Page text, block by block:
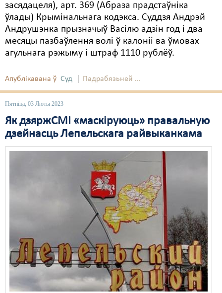
засядацеля), арт. 369 (Абраза прадстаўніка
ўлады) Крымінальнага кодэкса. Суддзя Андрэй
Андрушэнка прызначыў Васілю адзін год і два
месяцы пазбаўлення волі ў калоніі ва ўмовах
агульнага рэжыму і штраф 1110 рублёў.
Апублікавана ў Суд Падрабязьней ...
Пятніца, 03 Люты 2023
Як дзяржСМІ «маскіруюць» правальную
дзейнасць Лепельскага райвыканкама
Палітвязьні
Праваабаронцы
Правы дзіцяці
Распальваньне варожасьці
Свабода слова
Свабода сумленьня
Сьмяротнае пакараньне
Сацыяльныя правы